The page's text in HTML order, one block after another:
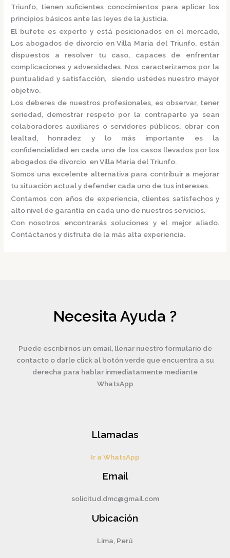
Triunfo, tienen suficientes conocimientos para aplicar los
principios básicos ante las leyes de la justicia.
El bufete es experto y está posicionados en el mercado,
Los abogados de divorcio en Villa Maria del Triunfo, están
dispuestos a resolver tu caso, capaces de enfrentar
complicaciones y adversidades. Nos caracterizamos por la
puntualidad y satisfacción, siendo ustedes nuestro mayor
objetivo.
Los deberes de nuestros profesionales, es observar, tener
seriedad, demostrar respeto por la contraparte ya sean
colaboradores auxiliares o servidores públicos, obrar con
lealtad, honradez y lo más importante es la
confidencialidad en cada uno de los casos llevados por los
abogados de divorcio en Villa Maria del Triunfo.
Somos una excelente alternativa para contribuir a mejorar
tu situación actual y defender cada uno de tus intereses.
Contamos con años de experiencia, clientes satisfechos y
alto nivel de garantía en cada uno de nuestros servicios.
Con nosotros encontrarás soluciones y el mejor aliado.
Contáctanos y disfruta de la más alta experiencia.
Necesita Ayuda ?
Puede escribirnos un email, llenar nuestro formulario de
contacto o darle click al botón verde que encuentra a su
derecha para hablar inmediatamente mediante
WhatsApp
Llamadas
Ir a WhatsApp
Email
solicitud.dmc@gmail.com
Ubicación
Lima, Perú